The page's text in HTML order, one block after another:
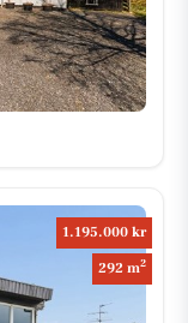
1.195.000 kr
292 m2